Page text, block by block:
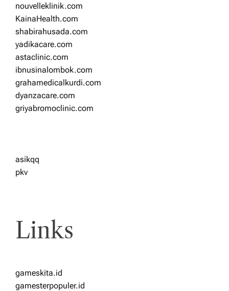
nouvelleklinik.com
KainaHealth.com
shabirahusada.com
yadikacare.com
astaclinic.com
ibnusinalombok.com
grahamedicalkurdi.com
dyanzacare.com
griyabromoclinic.com
asikqq
pkv
Links
gameskita.id
gamesterpopuler.id